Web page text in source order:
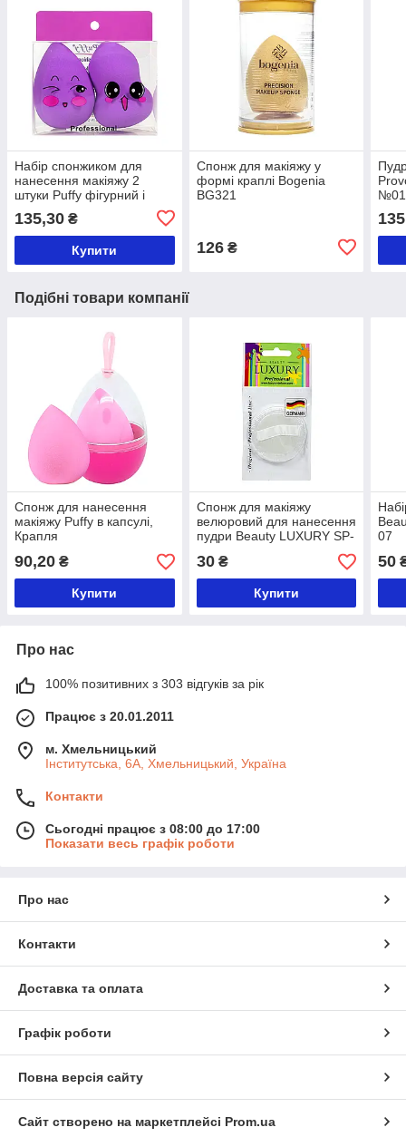
Набір спонжиком для
нанесення макіяжу 2
штуки Puffy фігурний і
135,30 ₴
Купити
Спонж для макіяжу у
формі краплі Bogenia
BG321
126₴
№01
Подібні товари компанії
Спонж для нанесення
макіяжу Puffy в капсулі,
Крапля
90,20 ₴
Купити
Спонж для макіяжу
велюровий для нанесення
пудри Beauty LUXURY SP-
30₴
Купити
07
50
Про нас
100% позитивних з 303 відгуків за рік
Працює з 20.01.2011
м. Хмельницький
Інститутська, 6А, Хмельницький, Україна
Контакти
Сьогодні працює з 08:00 до 17:00
Показати весь графік роботи
Про нас
Контакти
Доставка та оплата
Графік роботи
Повна версія сайту
Сайт створено на маркетплейсі Prom.ua